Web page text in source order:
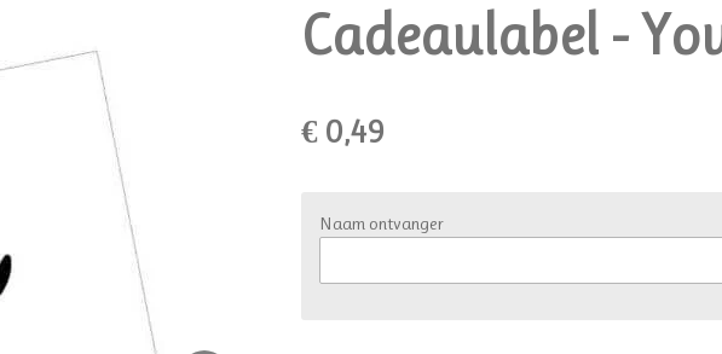
Cadeaulabel -
€ 0,49
Naam ontvanger